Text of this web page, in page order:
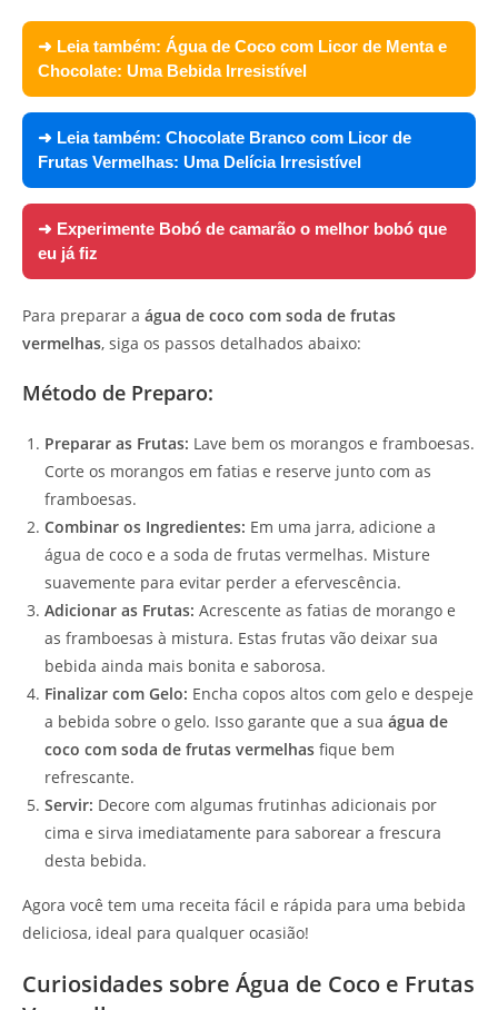
➜ Leia também: Água de Coco com Licor de Menta e
Chocolate: Uma Bebida Irresistível
➜ Leia também: Chocolate Branco com Licor de
Frutas Vermelhas: Uma Delícia Irresistível
➜ Experimente Bobó de camarão o melhor bobó que
eu já fiz
Para preparar a água de coco com soda de frutas
vermelhas, siga os passos detalhados abaixo:
Método de Preparo:
Preparar as Frutas: Lave bem os morangos e framboesas.
Corte os morangos em fatias e reserve junto com as
framboesas.
Combinar os Ingredientes: Em uma jarra, adicione a
água de coco e a soda de frutas vermelhas. Misture
suavemente para evitar perder a efervescência.
Adicionar as Frutas: Acrescente as fatias de morango e
as framboesas à mistura. Estas frutas vão deixar sua
bebida ainda mais bonita e saborosa.
Finalizar com Gelo: Encha copos altos com gelo e despeje
a bebida sobre o gelo. Isso garante que a sua água de
coco com soda de frutas vermelhas fique bem
refrescante.
Servir: Decore com algumas frutinhas adicionais por
cima e sirva imediatamente para saborear a frescura
desta bebida.
Agora você tem uma receita fácil e rápida para uma bebida
deliciosa, ideal para qualquer ocasião!
Curiosidades sobre Água de Coco e Frutas